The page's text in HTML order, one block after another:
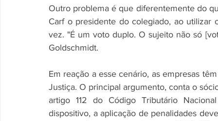
Outro problema é que diferentemente do
Carf o presidente do colegiado, ao utilizar
vez. "É um voto duplo. O sujeito não só
Goldschmidt.
Em reação a esse cenário, as empresas
Justiça. O principal argumento, conta o
artigo 112 do Código Tributário
dispositivo, a aplicação de penalidades